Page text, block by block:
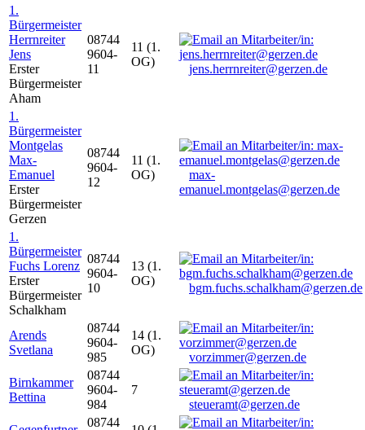
1.
Bürgermeister
Herrnreiter
Jens
Erster
Bürgermeister
Aham
08744
9604-
11
11 (1.
OG)
jens.herrnreiter@gerzen.de
1.
Bürgermeister
Montgelas
Max-
Emanuel
Erster
Bürgermeister
Gerzen
08744
9604-
12
11 (1.
OG)
max-
emanuel.montgelas@gerzen.de
1.
Bürgermeister
Fuchs Lorenz
Erster
Bürgermeister
Schalkham
08744
9604-
10
13 (1.
OG)
bgm.fuchs.schalkham@gerzen.de
Arends
Svetlana
08744
9604-
985
14 (1.
OG)
vorzimmer@gerzen.de
Birnkammer
Bettina
08744
9604-
984
7
steueramt@gerzen.de
08744